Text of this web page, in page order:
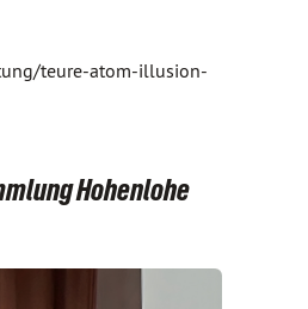
teure-atom-illusion-
Hohenlohe